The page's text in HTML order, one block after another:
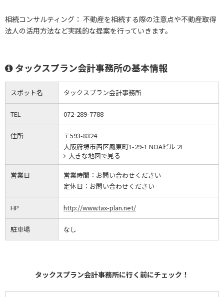
相続コンサルティング： 不動産を相続する際の注意点や不動産取得
法人の活用方法など実践的な提案を行っていきます。
タックスプラン会計事務所の基本情報
スポット名 タックスプラン会計事務所
TEL 072-289-7788
住所
〒593-8324
大阪府堺市西区鳳東町1-29-1 NOAビル 2F
大きな地図で見る
営業日 営業時間： お問い合わせください
定休日： お問い合わせください
HP http://www.tax-plan.net/
駐車場 なし
タックスプラン会計事務所に行く前にチェック！